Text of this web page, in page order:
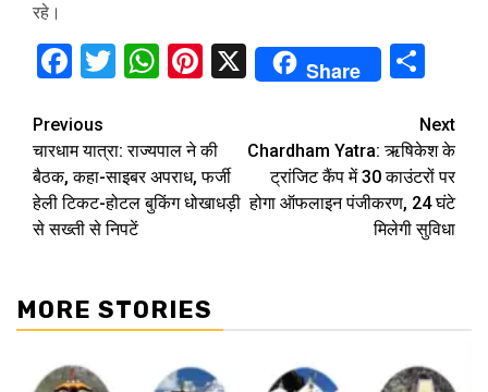
रहे।
Facebook
Twitter
WhatsApp
Pinterest
X Share
Continue
Reading
Previous
चारधाम यात्रा: राज्यपाल ने की
बैठक, कहा-साइबर अपराध, फर्जी
हेली टिकट-होटल बुकिंग धोखाधड़ी
से सख्ती से निपटें
Next
Chardham Yatra: ऋषिकेश के
ट्रांजिट कैंप में 30 काउंटरों पर
होगा ऑफलाइन पंजीकरण, 24 घंटे
मिलेगी सुविधा
MORE STORIES